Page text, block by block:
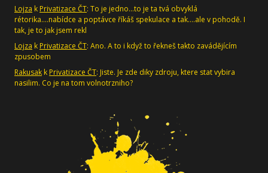
Lojza k Privatizace ČT: To je jedno...to je ta tvá obvyklá
rétorika....nabídce a poptávce říkáš spekulace a tak....ale v pohodě. I
tak, je to jak jsem rekl
Lojza k Privatizace ČT: Ano. A to i když to řekneš takto zavádějícím
zpusobem
Rakusak k Privatizace ČT: Jiste. Je zde diky zdroju, ktere stat vybira
nasilim. Co je na tom volnotrzniho?